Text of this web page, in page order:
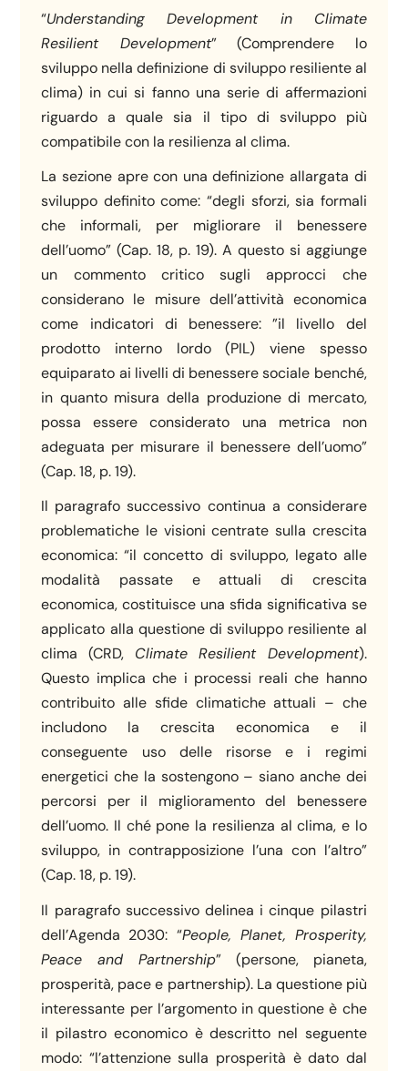
“Understanding Development in Climate
Resilient Development” (Comprendere lo
sviluppo nella definizione di sviluppo resiliente al
clima) in cui si fanno una serie di affermazioni
riguardo a quale sia il tipo di sviluppo più
compatibile con la resilienza al clima.
La sezione apre con una definizione allargata di
sviluppo definito come: “degli sforzi, sia formali
che informali, per migliorare il benessere
dell’uomo” (Cap. 18, p. 19). A questo si aggiunge
un commento critico sugli approcci che
considerano le misure dell’attività economica
come indicatori di benessere: ”il livello del
prodotto interno lordo (PIL) viene spesso
equiparato ai livelli di benessere sociale benché,
in quanto misura della produzione di mercato,
possa essere considerato una metrica non
adeguata per misurare il benessere dell’uomo”
(Cap. 18, p. 19).
Il paragrafo successivo continua a considerare
problematiche le visioni centrate sulla crescita
economica: “il concetto di sviluppo, legato alle
modalità passate e attuali di crescita
economica, costituisce una sfida significativa se
applicato alla questione di sviluppo resiliente al
clima (CRD, Climate Resilient Development).
Questo implica che i processi reali che hanno
contribuito alle sfide climatiche attuali – che
includono la crescita economica e il
conseguente uso delle risorse e i regimi
energetici che la sostengono – siano anche dei
percorsi per il miglioramento del benessere
dell’uomo. Il ché pone la resilienza al clima, e lo
sviluppo, in contrapposizione l’una con l’altro”
(Cap. 18, p. 19).
Il paragrafo successivo delinea i cinque pilastri
dell’Agenda 2030: “People, Planet, Prosperity,
Peace and Partnership” (persone, pianeta,
prosperità, pace e partnership). La questione più
interessante per l’argomento in questione è che
il pilastro economico è descritto nel seguente
modo: “l’attenzione sulla prosperità è dato dal